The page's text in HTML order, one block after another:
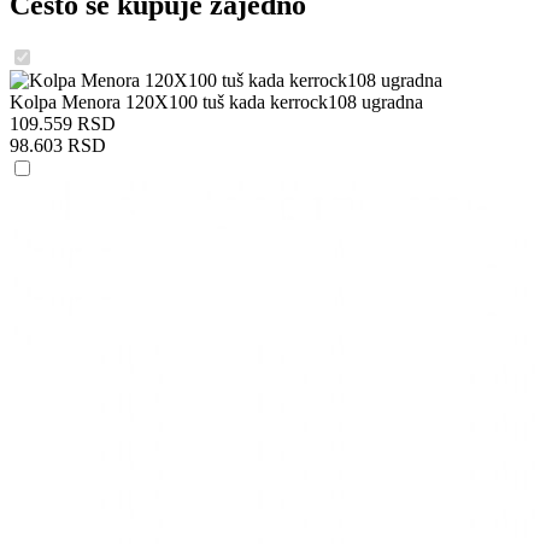
Kolpa Menora 120X100 tuš kada kerrock108 ugradna
109.559 RSD
98.603 RSD